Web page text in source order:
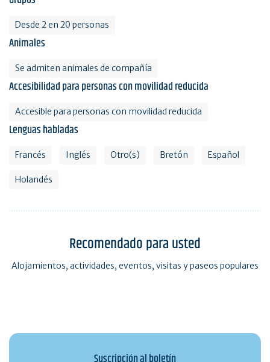
Desde 2 en 20 personas
Animales
Se admiten animales de compañía
Accesibilidad para personas con movilidad reducida
Accesible para personas con movilidad reducida
Lenguas habladas
Francés Inglés Otro(s) Bretón Español
Holandés
Recomendado para usted
Alojamientos, actividades, eventos, visitas y paseos populares